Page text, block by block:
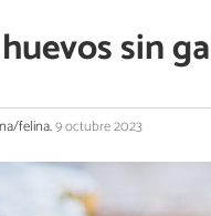
sin
felina.9 octubre 2023